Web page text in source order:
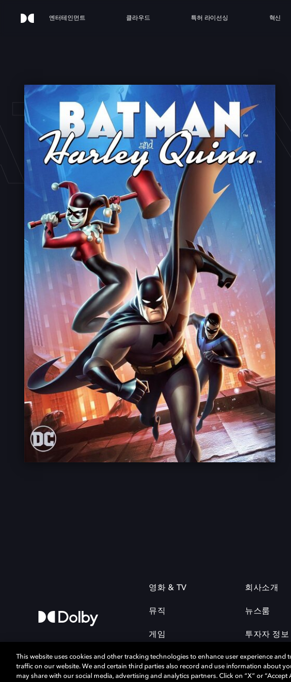
엔터테인먼트 클라우드 특허 라이선싱 혁신
영화 & TV
뮤직
게임
회사소개
뉴스룸
투자자 정보
This website uses cookies and other tracking technologies to enhance user experience and
traffic on our website. We and certain third parties also record and use information about
may share with our social media, advertising and analytics partners. Click on “X” or